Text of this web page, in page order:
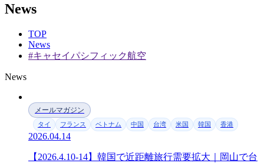
News
TOP
News
#キャセイパシフィック航空
News
メールマガジン
タイ フランス ベトナム 中国 台湾 米国 韓国 香港
2026.04.14
【2026.4.10-14】韓国で近距離旅行需要拡大｜岡山で台